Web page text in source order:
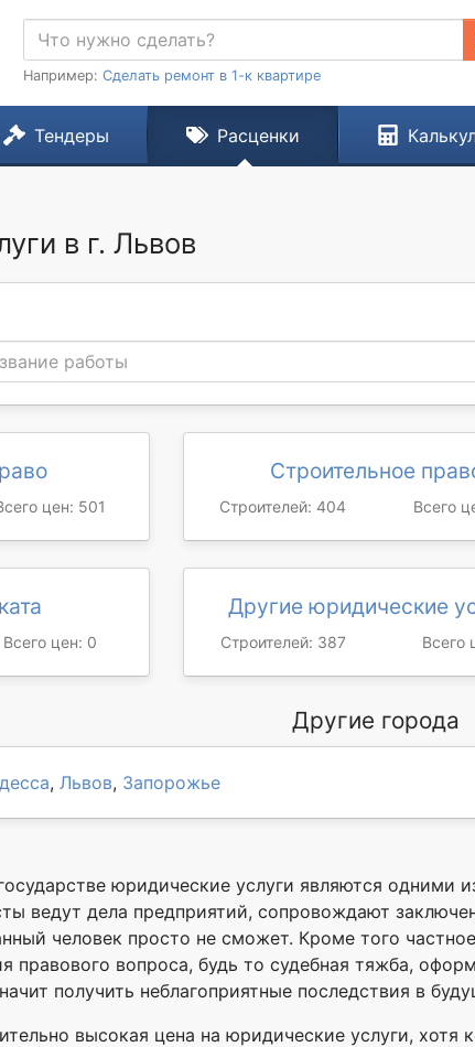
Например: Сделать ремонт в 1-к квартире
Тендеры Расценки
в г. Львов
работы
цен: 501
Строительное
Строителей: 404 Всего
Всего цен: 0
Другие юридические
Строителей: 387 Всего
Другие города
, Львов, Запорожье
юридические услуги являются одними
ведут дела предприятий, сопровождают
человек просто не сможет. Кроме того
вопроса, будь то судебная тяжба,
получить неблагоприятные последствия в
высокая цена на юридические услуги, хотя